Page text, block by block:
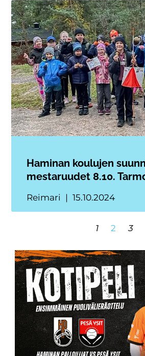
Haminan koulujen
mestaruudet 8.10.
Reimari 15.10.2024
1 2 3